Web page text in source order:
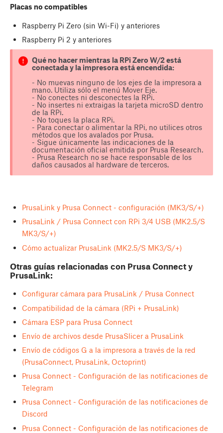
Placas no compatibles
Raspberry Pi Zero (sin Wi-Fi) y anteriores
Raspberry Pi 2 y anteriores
Qué no hacer mientras la RPi Zero W/2 está
conectada y la impresora está encendida:
- No muevas ninguno de los ejes de la impresora a
mano. Utiliza sólo el menú Mover Eje.
- No conectes ni desconectes la RPi.
- No insertes ni extraigas la tarjeta microSD dentro
de la RPi.
- No toques la placa RPi.
- Para conectar o alimentar la RPi, no utilices otros
métodos que los avalados por Prusa.
- Sigue únicamente las indicaciones de la
documentación oficial emitida por Prusa Research.
- Prusa Research no se hace responsable de los
daños causados al hardware de terceros.
PrusaLink y Prusa Connect - configuración (MK3/S/+)
PrusaLink / Prusa Connect con RPi 3/4 USB (MK2.5/S
MK3/S/+)
Cómo actualizar PrusaLink (MK2.5/S MK3/S/+)
Otras guías relacionadas con Prusa Connect y
PrusaLink:
Configurar cámara para PrusaLink / Prusa Connect
Compatibilidad de la cámara (RPi + PrusaLink)
Cámara ESP para Prusa Connect
Envío de archivos desde PrusaSlicer a PrusaLink
Envío de códigos G a la impresora a través de la red
(PrusaConnect, PrusaLink, Octoprint)
Prusa Connect - Configuración de las notificaciones de
Telegram
Prusa Connect - Configuración de las notificaciones de
Discord
Prusa Connect - Configuración de las notificaciones de